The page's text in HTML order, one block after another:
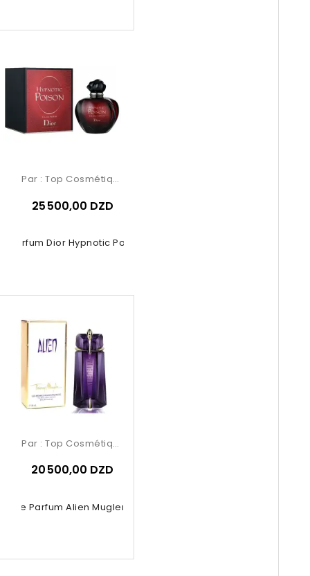
Parfum Dior Hypnotic Poison 50ml
Par : Top Cosmétiques
25 500,00 DZD
De Parfum Alien Mugler 90ml
Par : Top Cosmétiques
20 500,00 DZD